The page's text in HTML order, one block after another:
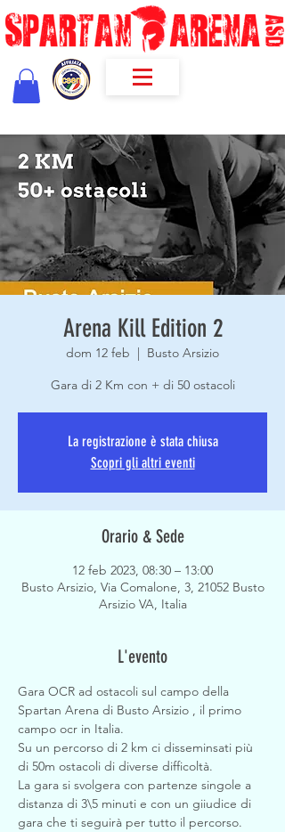
Arena Kill Edition 2
dom 12 feb
Busto Arsizio
Gara di 2 Km con + di 50 ostacoli
La registrazione è stata chiusa
Scopri gli altri eventi
Orario & Sede
12 feb 2023, 08:30 – 13:00
Busto Arsizio, Via Comalone, 3, 21052 Busto
Arsizio VA, Italia
L'evento
Gara OCR ad ostacoli sul campo della
Spartan Arena di Busto Arsizio , il primo
campo ocr in Italia.
Su un percorso di 2 km ci disseminsati più
di 50m ostacoli di diverse difficoltà.
La gara si svolgera con partenze singole a
distanza di 3\5 minuti e con un giiudice di
gara che ti seguirà per tutto il percorso.